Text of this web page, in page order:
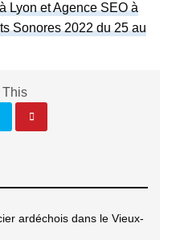
Lyon et Agence SEO à
Sonores 2022 du 25 au
This
ardéchois dans le Vieux-